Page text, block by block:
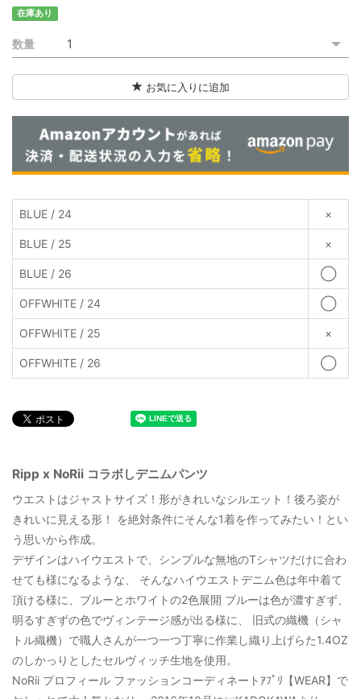
在庫あり
数量
お気に入りに追加
BLUE / 24 ×
BLUE / 25 ×
BLUE / 26 ◯
OFFWHITE / 24 ◯
OFFWHITE / 25 ×
OFFWHITE / 26 ◯
Ripp x NoRii コラボしデニムパンツ
ウエストはジャストサイズ！形がきれいなシルエット！後ろ姿が
きれいに見える形！ を絶対条件にそんな1着を作ってみたい！とい
う思いから作成。
デザインはハイウエストで、シンプルな無地のTシャツだけに合わ
せても様になるような、 そんなハイウエストデニム色は年中着て
頂ける様に、ブルーとホワイトの2色展開 ブルーは色が濃すぎず、
明るすぎずの色でヴィンテージ感が出る様に、 旧式の織機（シャ
トル織機）で職人さんが一つ一つ丁寧に作業し織り上げらた1.4OZ
のしかっりとしたセルヴィッチ生地を使用。
NoRii プロフィール ファッションコーディネートｱﾌﾟﾘ【WEAR】で